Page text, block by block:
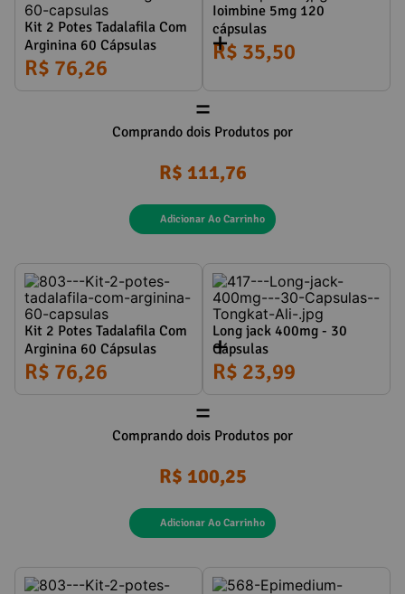
Kit 2 Potes Tadalafila Com
Arginina 60 Cápsulas
R$ 76,26
Ioimbine 5mg 120
cápsulas
R$ 35,50
=
Comprando dois Produtos por
R$ 111,76
Adicionar Ao Carrinho
Kit 2 Potes Tadalafila Com
Arginina 60 Cápsulas
R$ 76,26
Long jack 400mg - 30
Cápsulas
R$ 23,99
=
Comprando dois Produtos por
R$ 100,25
Adicionar Ao Carrinho